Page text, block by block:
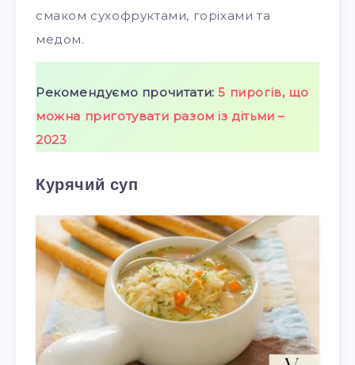
смаком сухофруктами, горіхами та
медом.
Рекомендуємо прочитати: 5 пирогів, що
можна приготувати разом із дітьми –
2023
Курячий суп